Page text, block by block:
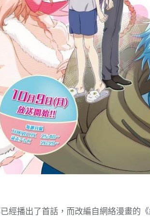
經播出了首話，而改編自網絡漫畫的